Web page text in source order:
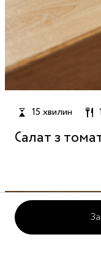
15 хвилин
Салат з